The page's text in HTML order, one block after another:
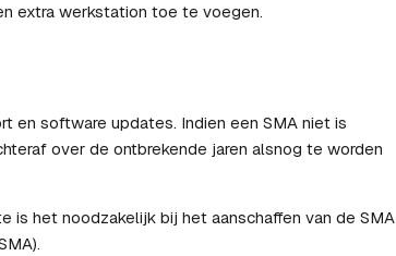
extra werkstation toe te voegen.
en software updates. Indien een SMA niet is
over de ontbrekende jaren alsnog te worden
is het noodzakelijk bij het aanschaffen van de SMA